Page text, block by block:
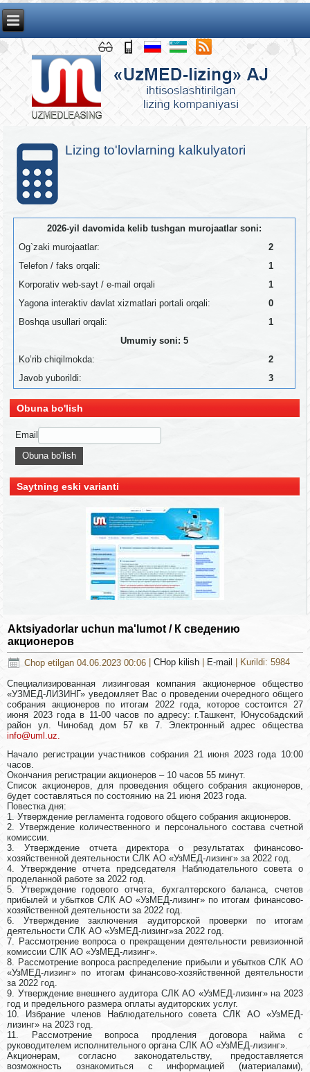
Lizing to'lovlarning kalkulyatori
2026-yil davomida kelib tushgan murojaatlar soni:
Og`zaki murojaatlar:
2
Telefon / faks orqali:
1
Korporativ web-sayt / e-mail orqali
1
Yagona interaktiv davlat xizmatlari portali orqali:
0
Boshqa usullari orqali:
1
Umumiy soni: 5
Ko’rib chiqilmokda:
2
Javob yuborildi:
3
Obuna bo'lish
Email
Saytning eski varianti
Aktsiyadorlar uchun ma'lumot / К сведению
акционеров
Chop etilgan 04.06.2023 00:06 |CHop kilish E-mail | Kurildi: 5984
Специализированная лизинговая компания акционерное общество
«УЗМЕД-ЛИЗИНГ» уведомляет Вас о проведении очередного общего
собрания акционеров по итогам 2022 года, которое состоится 27
июня 2023 года в 11-00 часов по адресу: г.Ташкент, Юнусобадский
район ул. Чинобад дом 57 кв 7. Электронный адрес общества
info@uml.uz.
Начало регистрации участников собрания 21 июня 2023 года 10:00
часов.
Окончания регистрации акционеров – 10 часов 55 минут.
Список акционеров, для проведения общего собрания акционеров,
будет составляться по состоянию на 21 июня 2023 года.
Повестка дня:
1. Утверждение регламента годового общего собрания акционеров.
2. Утверждение количественного и персонального состава счетной
комиссии.
3. Утверждение отчета директора о результатах финансово-
хозяйственной деятельности СЛК АО «УзМЕД-лизинг» за 2022 год.
4. Утверждение отчета председателя Наблюдательного совета о
проделанной работе за 2022 год.
5. Утверждение годового отчета, бухгалтерского баланса, счетов
прибылей и убытков СЛК АО «УзМЕД-лизинг» по итогам финансово-
хозяйственной деятельности за 2022 год.
6. Утверждение заключения аудиторской проверки по итогам
деятельности СЛК АО «УзМЕД-лизинг»за 2022 год.
7. Рассмотрение вопроса о прекращении деятельности ревизионной
комиссии СЛК АО «УзМЕД-лизинг».
8. Рассмотрение вопроса распределение прибыли и убытков СЛК АО
«УзМЕД-лизинг» по итогам финансово-хозяйственной деятельности
за 2022 год.
9. Утверждение внешнего аудитора СЛК АО «УзМЕД-лизинг» на 2023
год и предельного размера оплаты аудиторских услуг.
10. Избрание членов Наблюдательного совета СЛК АО «УзМЕД-
лизинг» на 2023 год.
11. Рассмотрение вопроса продления договора найма с
руководителем исполнительного органа СЛК АО «УзМЕД-лизинг».
Акционерам, согласно законодательству, предоставляется
возможность ознакомиться с информацией (материалами),